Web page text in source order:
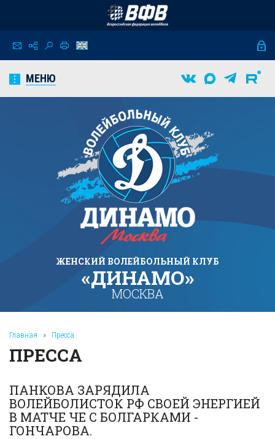
МЕНЮ
ЖЕНСКИЙ ВОЛЕЙБОЛЬНЫЙ КЛУБ
«ДИНАМО»
МОСКВА
Главная » Пресса
ПРЕССА
ПАНКОВА ЗАРЯДИЛА
ВОЛЕЙБОЛИСТОК РФ СВОЕЙ ЭНЕРГИЕЙ
В МАТЧЕ ЧЕ С БОЛГАРКАМИ -
ГОНЧАРОВА.